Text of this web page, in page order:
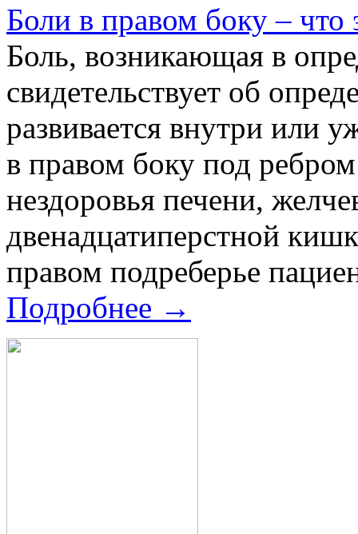
Боли в правом боку – что
Боль, возникающая в
свидетельствует об
развивается внутри или
в правом боку под
нездоровья печени,
двенадцатиперстной
правом подреберье
Подробнее →